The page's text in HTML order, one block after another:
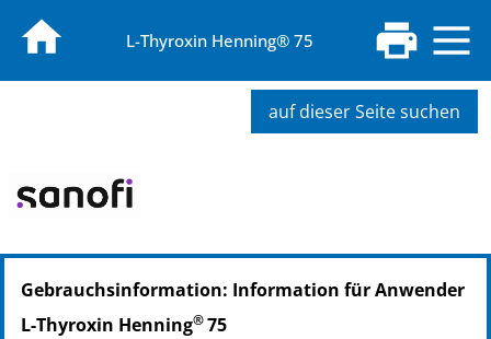
L-Thyroxin Henning® 75
auf dieser Seite suchen
PZN: 02532735
PPN: 110253273552
NTIN: 04150025327357
Gebrauchsinformation: Information für Anwender
L-Thyroxin Henning®75